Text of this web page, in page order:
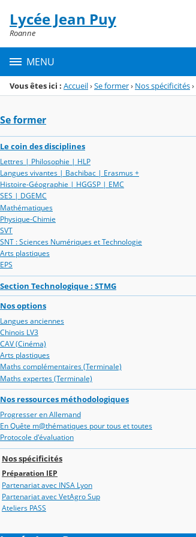
Menu de la rubrique
Contenu
Lycée Jean Puy
Roanne
MENU
Vous êtes ici : Accueil›Se former› Nos spécificités›
Se former
Le coin des disciplines
Lettres | Philosophie | HLP
Langues vivantes | Bachibac | Erasmus +
Histoire-Géographie | HGGSP | EMC
SES | DGEMC
Mathématiques
Physique-Chimie
SVT
SNT : Sciences Numériques et Technologie
Arts plastiques
EPS
Section Technologique : STMG
Nos options
Langues anciennes
Chinois LV3
CAV (Cinéma)
Arts plastiques
Maths complémentaires (Terminale)
Maths expertes (Terminale)
Nos ressources méthodologiques
Progresser en Allemand
En Quête m@thématiques pour tous et toutes
Protocole d'évaluation
Nos spécificités
Préparation IEP
Partenariat avec INSA Lyon
Partenariat avec VetAgro Sup
Ateliers PASS